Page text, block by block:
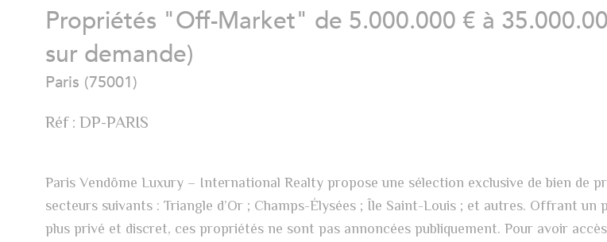
Propriétés "Off-Market" de 5.000.000 € à
sur demande)
Paris (75001)
Réf : DP-PARIS
Paris Vendôme Luxury – International Realty propose une sélection exclusive de bien de
secteurs suivants : Triangle d’Or ; Champs-Élysées ; Île Saint-Louis ; et autres. Offrant un
plus privé et discret, ces propriétés ne sont pas annoncées publiquement. Pour avoir